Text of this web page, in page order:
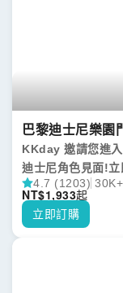
巴黎迪士尼樂園
KKday 邀請您進
迪士尼角色見面!
即確認!讓自己沉浸
活動,並創造難忘的
的旅程,包含迪士
4.7 (1203)
NT$1,933起
立即訂購